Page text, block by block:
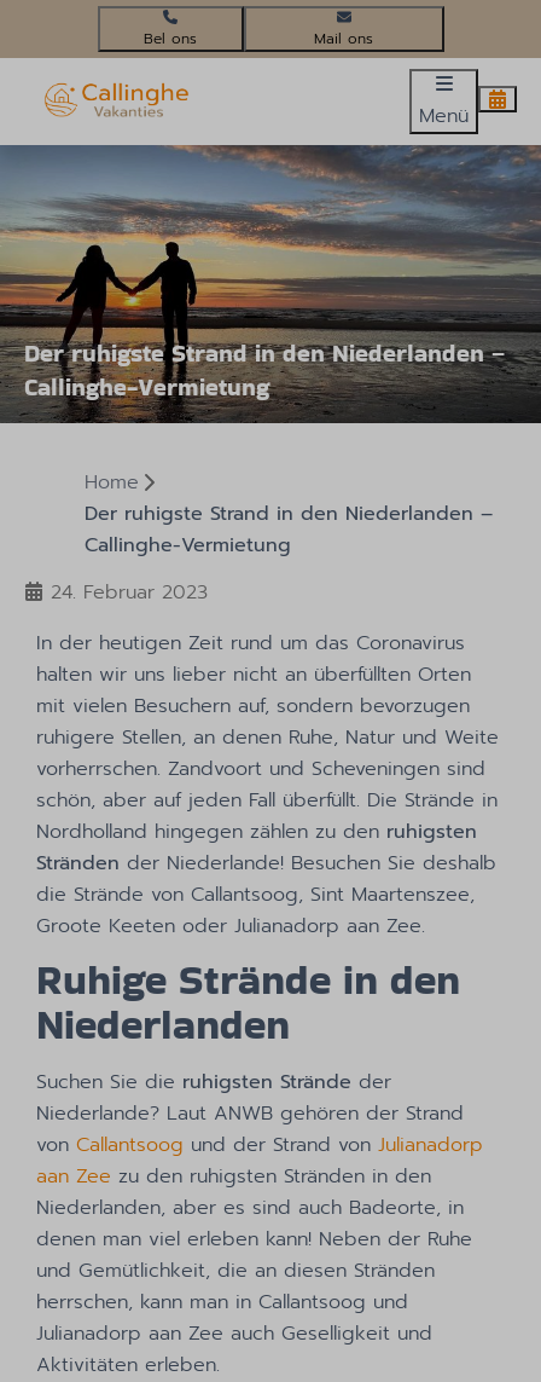
+31(0)224 58 3452 info@callinghevakanties.nl
Menü
Der ruhigste Strand in den Niederlanden –
Callinghe-Vermietung
Home
Der ruhigste Strand in den Niederlanden –
Callinghe-Vermietung
24. Februar 2023
In der heutigen Zeit rund um das Coronavirus
halten wir uns lieber nicht an überfüllten Orten
mit vielen Besuchern auf, sondern bevorzugen
ruhigere Stellen, an denen Ruhe, Natur und Weite
vorherrschen. Zandvoort und Scheveningen sind
schön, aber auf jeden Fall überfüllt. Die Strände in
Nordholland hingegen zählen zu den ruhigsten
Stränden der Niederlande! Besuchen Sie deshalb
die Strände von Callantsoog, Sint Maartenszee,
Groote Keeten oder Julianadorp aan Zee.
Ruhige Strände in den
Niederlanden
Suchen Sie die ruhigsten Strände der
Niederlande? Laut ANWB gehören der Strand
vonCallantsoog und der Strand vonJulianadorp
aan Zee zu den ruhigsten Stränden in den
Niederlanden, aber es sind auch Badeorte, in
denen man viel erleben kann! Neben der Ruhe
und Gemütlichkeit, die an diesen Stränden
herrschen, kann man in Callantsoog und
Julianadorp aan Zee auch Geselligkeit und
Aktivitäten erleben.